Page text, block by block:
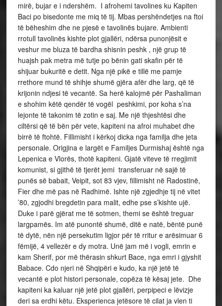
mirë, bujar e i ndershëm. I afrohemi tavolines ku Kapiten
Baci po bisedonte me miq të tij. Mbas pershëndetjes na ftoi
të bëheshim dhe ne pjesë e tavolinës bujare. Ambienti
rrotull tavolinës kishte plot gjallëri, ndërsa punonjësit e
veshur me bluza të bardha shisnin peshk , një grup të
huajsh pak metra më tutje po bënin gati skafin për të
shijuar bukuritë e detit. Nga një pikë e tillë me pamje
rrethore mund të shihje shumë gjëra afër dhe larg, që të
krijonin ndjesi të vecantë. Sa herë kalojmë për Pashaliman
e shohim këtë qendër të vogël peshkimi, por koha s’na
lejonte të takonim të zotin e saj. Me një thjeshtësi dhe
ciltërsi që të bën për vete, kapiteni na afroi muhabet dhe
birrë të ftohtë. Fillimisht i kërkoj dicka nga familja dhe jeta
personale. Origjina e largët e Familjes Durmishaj është nga
Lepenica e Vlorës, thotë kapiteni. Gjatë viteve të rregjimit
komunist, si gjithë të tjerët jemi transferuar në sajë të
punës së babait, Veipit, sot 83 vjev, fillimisht në Radostinë,
Fier dhe më pas në Radhimë. Ishte një zgjedhje tij në vitet
’80, zgjodhi bregdetin para malit, edhe pse s’kishte ujë.
Duke i parë gjërat me të sotmen, themi se është treguar
largpamës. Im atë punontë shumë, ditë e natë, bëntë punë
të dytë, nën një persekutim ligjor për të rritur e arësimuar 6
fëmijë, 4 vellezër e dy motra. Unë jam më i vogli, emrin e
kam Sherif, por më thërasin shkurt Bace, nga emri i gjyshit
Babace. Cdo njeri në Shqipëri e kudo, ka një jetë të
vecantë e plot histori personale, copëza të kësaj jete. Dhe
kapiteni ka kaluar një jetë plot gjallëri, perpipeci e lëvizje
deri sa erdhi këtu. Eksperienca jetësore të cilat ja vlen ti